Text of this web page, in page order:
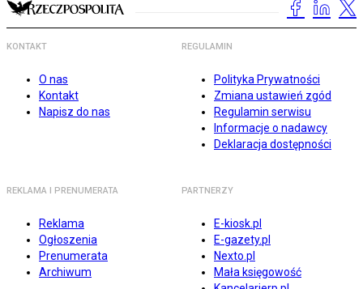
KONTAKT
O nas
Kontakt
Napisz do nas
REGULAMIN
Polityka Prywatności
Zmiana ustawień zgód
Regulamin serwisu
Informacje o nadawcy
Deklaracja dostępności
REKLAMA I PRENUMERATA
Reklama
Ogłoszenia
Prenumerata
Archiwum
PARTNERZY
E-kiosk.pl
E-gazety.pl
Nexto.pl
Mała księgowość